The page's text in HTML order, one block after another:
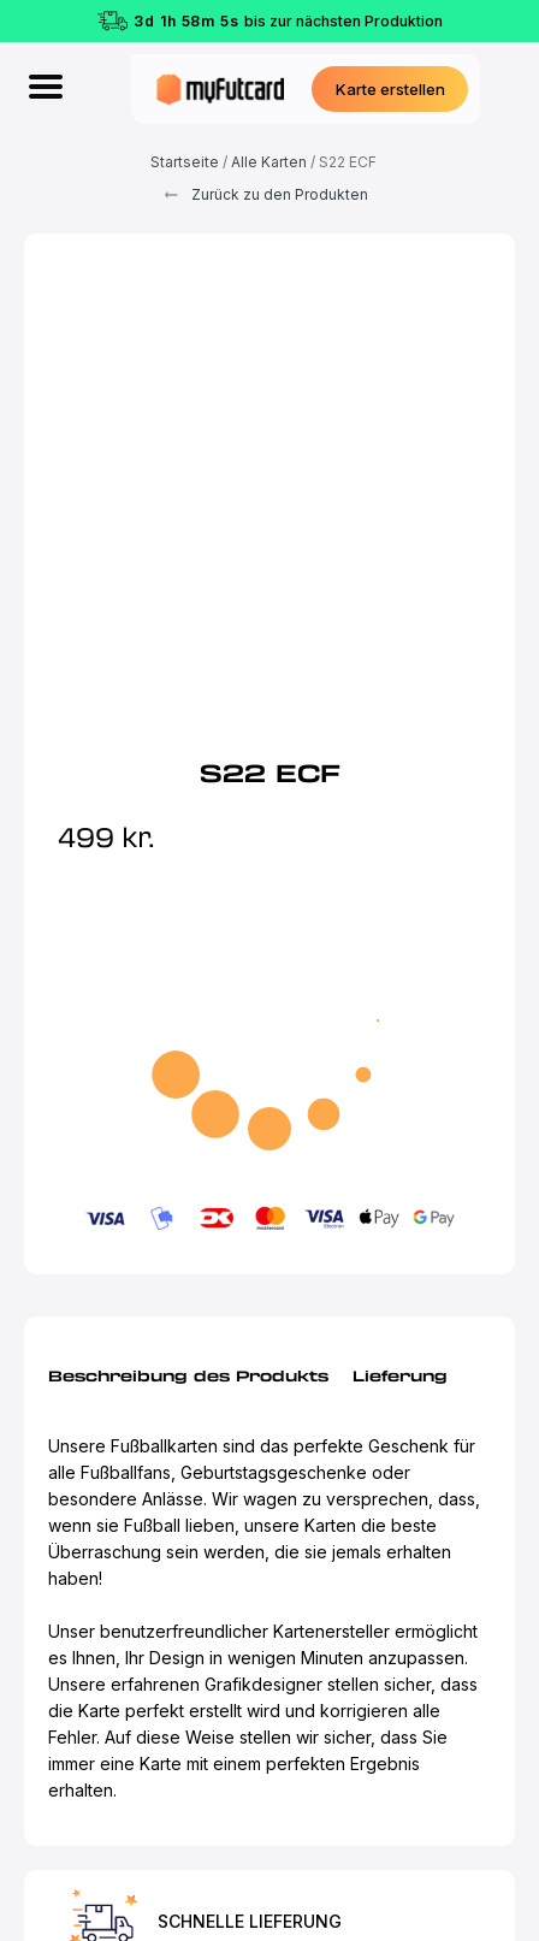
3 d 1 h 58 m 4s bis zur nächsten Produktion
Karte erstellen
Startseite / Alle Karten / S22 ECF
Zurück zu den Produkten
S22 ECF
499 kr.
Beschreibung des Produkts Lieferung
Unsere Fußballkarten sind das perfekte Geschenk für
alle Fußballfans, Geburtstagsgeschenke oder
besondere Anlässe. Wir wagen zu versprechen, dass,
wenn sie Fußball lieben, unsere Karten die beste
Überraschung sein werden, die sie jemals erhalten
haben!
Unser benutzerfreundlicher Kartenersteller ermöglicht
es Ihnen, Ihr Design in wenigen Minuten anzupassen.
Unsere erfahrenen Grafikdesigner stellen sicher, dass
die Karte perfekt erstellt wird und korrigieren alle
Fehler. Auf diese Weise stellen wir sicher, dass Sie
immer eine Karte mit einem perfekten Ergebnis
erhalten.
SCHNELLE LIEFERUNG